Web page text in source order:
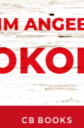
CB BOOKS